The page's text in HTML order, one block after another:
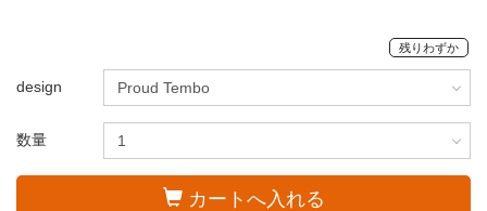
残りわずか
design
数量
カートへ入れる